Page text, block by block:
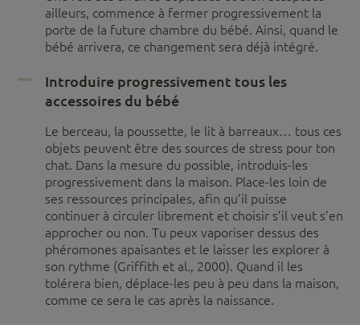
ailleurs, commence à fermer progressivement la
porte de la future chambre du bébé. Ainsi, quand le
bébé arrivera, ce changement sera déjà intégré.
Introduire progressivement tous les
accessoires du bébé
Le berceau, la poussette, le lit à barreaux… tous ces
objets peuvent être des sources de stress pour ton
chat. Dans la mesure du possible, introduis-les
progressivement dans la maison. Place-les loin de
ses ressources principales, afin qu’il puisse
continuer à circuler librement et choisir s’il veut s’en
approcher ou non. Tu peux vaporiser dessus des
phéromones apaisantes et le laisser les explorer à
son rythme (Griffith et al., 2000). Quand il les
tolérera bien, déplace-les peu à peu dans la maison,
comme ce sera le cas après la naissance.